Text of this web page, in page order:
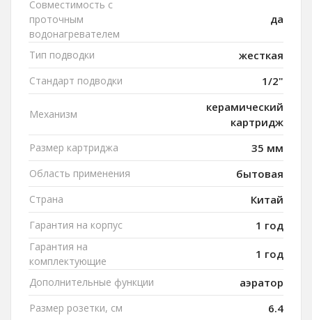
Совместимость с
проточным
водонагревателем
да
Тип подводки жесткая
Стандарт подводки 1/2"
Механизм
керамический
картридж
Размер картриджа 35 мм
Область применения бытовая
Страна Китай
Гарантия на корпус 1 год
Гарантия на
комплектующие
1 год
Дополнительные функции аэратор
Размер розетки, см 6.4